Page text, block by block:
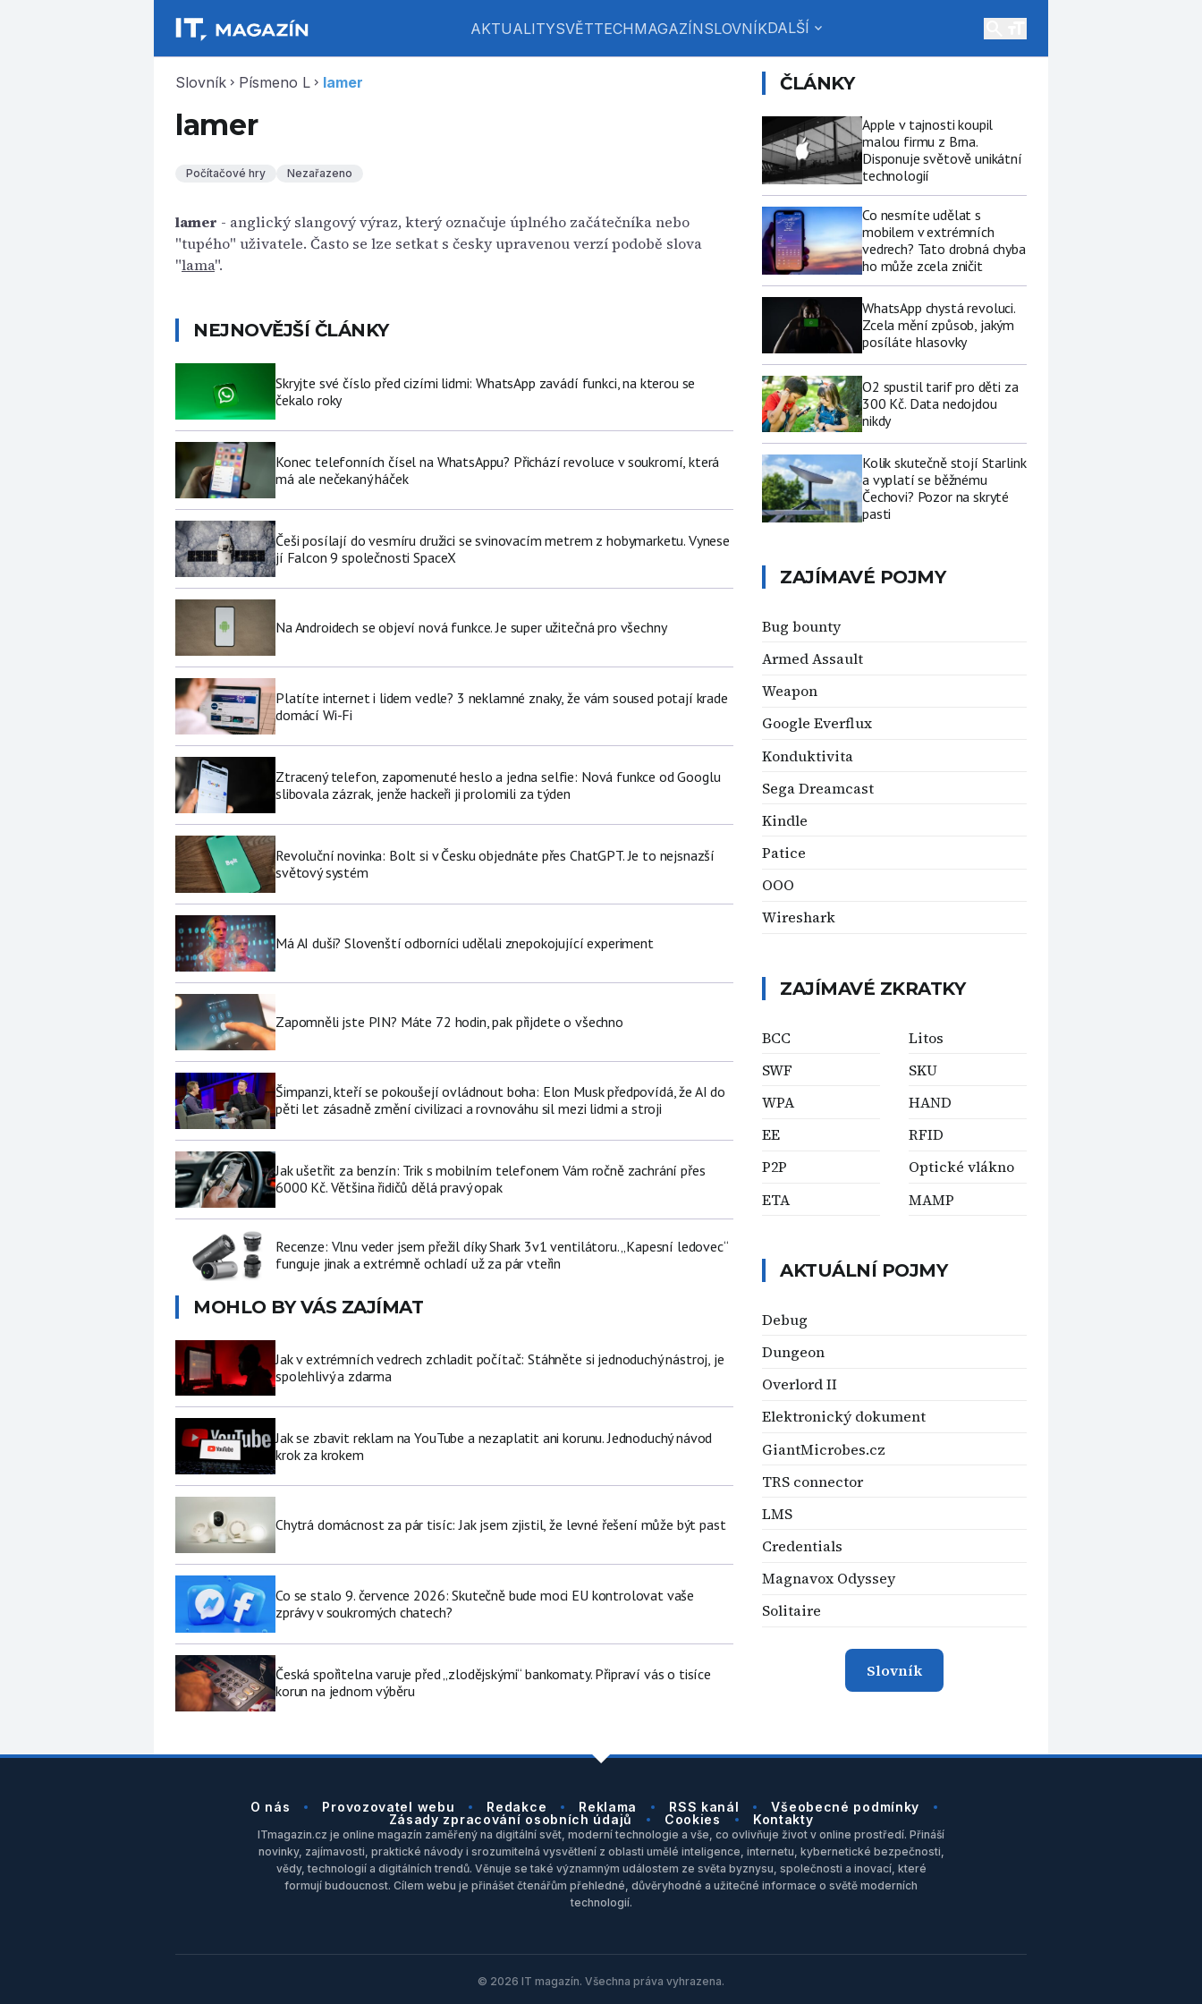
AKTUALITYSVĚTTECHMAGAZÍNSLOVNÍKDALŠÍ expand_more
Slovník chevron_right Písmeno L chevron_right lamer
lamer
Počítačové hry Nezařazeno
lamer - anglický slangový výraz, který označuje úplného začátečníka nebo
"tupého" uživatele. Často se lze setkat s česky upravenou verzí podobě slova
"lama".
NEJNOVĚJŠÍ ČLÁNKY
Skryjte své číslo před cizími lidmi: WhatsApp zavádí funkci, na kterou se
čekalo roky
Konec telefonních čísel na WhatsAppu? Přichází revoluce v soukromí, která
má ale nečekaný háček
Češi posílají do vesmíru družici se svinovacím metrem z hobymarketu. Vynese
jí Falcon 9 společnosti SpaceX
Na Androidech se objeví nová funkce. Je super užitečná pro všechny
Platíte internet i lidem vedle? 3 neklamné znaky, že vám soused potají krade
domácí Wi-Fi
Ztracený telefon, zapomenuté heslo a jedna selfie: Nová funkce od Googlu
slibovala zázrak, jenže hackeři ji prolomili za týden
Revoluční novinka: Bolt si v Česku objednáte přes ChatGPT. Je to nejsnazší
světový systém
Má AI duši? Slovenští odborníci udělali znepokojující experiment
Zapomněli jste PIN? Máte 72 hodin, pak přijdete o všechno
Šimpanzi, kteří se pokoušejí ovládnout boha: Elon Musk předpovídá, že AI do
pěti let zásadně změní civilizaci a rovnováhu sil mezi lidmi a stroji
Jak ušetřit za benzín: Trik s mobilním telefonem Vám ročně zachrání přes
6000 Kč. Většina řidičů dělá pravý opak
Recenze: Vlnu veder jsem přežil díky Shark 3v1 ventilátoru. „Kapesní ledovec“
funguje jinak a extrémně ochladí už za pár vteřin
MOHLO BY VÁS ZAJÍMAT
Jak v extrémních vedrech zchladit počítač: Stáhněte si jednoduchý nástroj, je
spolehlivý a zdarma
Jak se zbavit reklam na YouTube a nezaplatit ani korunu. Jednoduchý návod
krok za krokem
Chytrá domácnost za pár tisíc: Jak jsem zjistil, že levné řešení může být past
Co se stalo 9. července 2026: Skutečně bude moci EU kontrolovat vaše
zprávy v soukromých chatech?
Česká spořitelna varuje před „zlodějskými“ bankomaty. Připraví vás o tisíce
korun na jednom výběru
ČLÁNKY
Apple v tajnosti koupil
malou firmu z Brna.
Disponuje světově unikátní
technologií
Co nesmíte udělat s
mobilem v extrémních
vedrech? Tato drobná chyba
ho může zcela zničit
WhatsApp chystá revoluci.
Zcela mění způsob, jakým
posíláte hlasovky
O2 spustil tarif pro děti za
300 Kč. Data nedojdou
nikdy
Kolik skutečně stojí Starlink
a vyplatí se běžnému
Čechovi? Pozor na skryté
pasti
ZAJÍMAVÉ POJMY
Bug bounty
Armed Assault
Weapon
Google Everflux
Konduktivita
Sega Dreamcast
Kindle
Patice
OOO
Wireshark
ZAJÍMAVÉ ZKRATKY
BCC
SWF
WPA
EE
P2P
ETA
Litos
SKU
HAND
RFID
Optické vlákno
MAMP
AKTUÁLNÍ POJMY
Debug
Dungeon
Overlord II
Elektronický dokument
GiantMicrobes.cz
TRS connector
LMS
Credentials
Magnavox Odyssey
Solitaire
Slovník
O nás Provozovatel webu Redakce Reklama RSS kanál
Všeobecné podmínky
Zásady zpracování osobních údajů
Cookies Kontakty
ITmagazin.cz je online magazín zaměřený na digitální svět, moderní technologie a vše, co ovlivňuje život v online prostředí. Přináší
novinky, zajímavosti, praktické návody i srozumitelná vysvětlení z oblasti umělé inteligence, internetu, kybernetické bezpečnosti,
vědy, technologií a digitálních trendů. Věnuje se také významným událostem ze světa byznysu, společnosti a inovací, které
formují budoucnost. Cílem webu je přinášet čtenářům přehledné, důvěryhodné a užitečné informace o světě moderních
technologií.
© 2026 IT magazín. Všechna práva vyhrazena.